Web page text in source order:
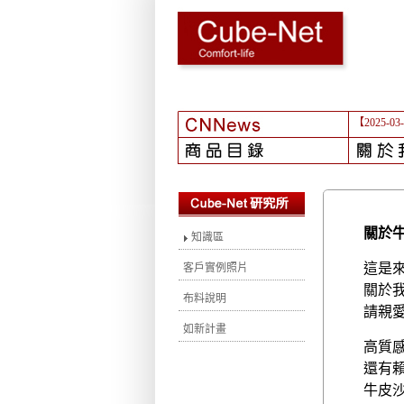
【2025-
知識區
客戶實例照片
布料說明
如新計畫
關於
這是
關於
請親
高質
還有
牛皮